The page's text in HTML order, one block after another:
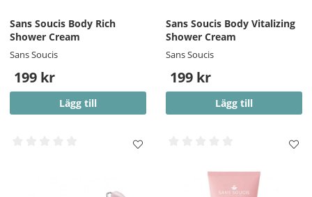
Sans Soucis Body Rich
Shower Cream
Sans Soucis
199 kr
Lägg till
Sans Soucis Body Vitalizing
Shower Cream
Sans Soucis
199 kr
Lägg till